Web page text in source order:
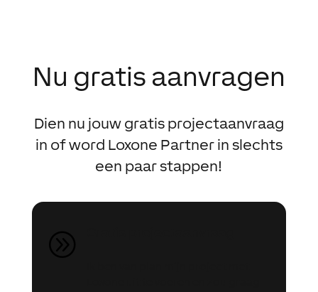
Nu gratis aanvragen
Dien nu jouw gratis projectaanvraag
in of word Loxone Partner in slechts
een paar stappen!